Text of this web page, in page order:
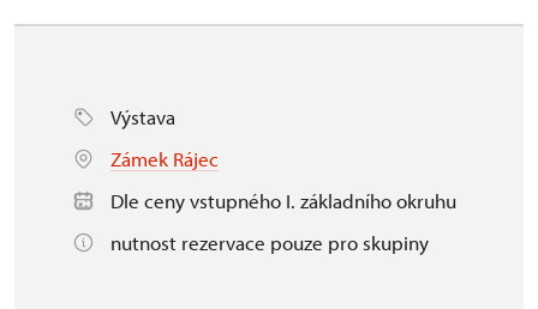
Výstava
Zámek Rájec
Dle ceny vstupného I. základního okruhu
nutnost rezervace pouze pro skupiny